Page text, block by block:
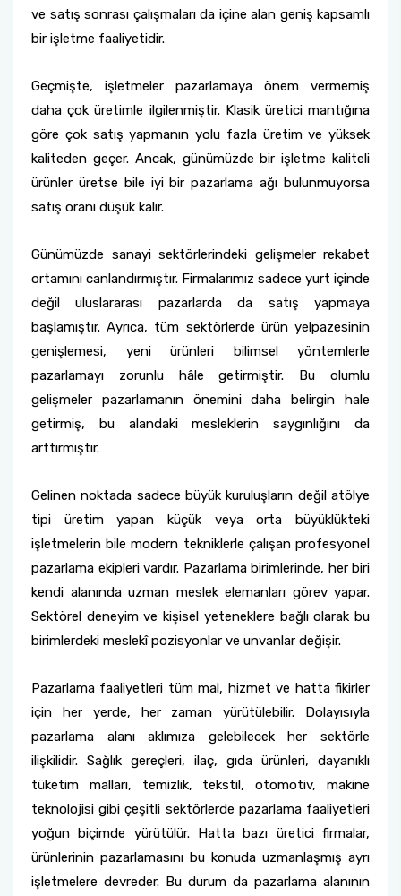
ve satış sonrası çalışmaları da içine alan geniş kapsamlı
bir işletme faaliyetidir.
Geçmişte, işletmeler pazarlamaya önem vermemiş
daha çok üretimle ilgilenmiştir. Klasik üretici mantığına
göre çok satış yapmanın yolu fazla üretim ve yüksek
kaliteden geçer. Ancak, günümüzde bir işletme kaliteli
ürünler üretse bile iyi bir pazarlama ağı bulunmuyorsa
satış oranı düşük kalır.
Günümüzde sanayi sektörlerindeki gelişmeler rekabet
ortamını canlandırmıştır. Firmalarımız sadece yurt içinde
değil uluslararası pazarlarda da satış yapmaya
başlamıştır. Ayrıca, tüm sektörlerde ürün yelpazesinin
genişlemesi, yeni ürünleri bilimsel yöntemlerle
pazarlamayı zorunlu hâle getirmiştir. Bu olumlu
gelişmeler pazarlamanın önemini daha belirgin hale
getirmiş, bu alandaki mesleklerin saygınlığını da
arttırmıştır.
Gelinen noktada sadece büyük kuruluşların değil atölye
tipi üretim yapan küçük veya orta büyüklükteki
işletmelerin bile modern tekniklerle çalışan profesyonel
pazarlama ekipleri vardır. Pazarlama birimlerinde, her biri
kendi alanında uzman meslek elemanları görev yapar.
Sektörel deneyim ve kişisel yeteneklere bağlı olarak bu
birimlerdeki meslekî pozisyonlar ve unvanlar değişir.
Pazarlama faaliyetleri tüm mal, hizmet ve hatta fikirler
için her yerde, her zaman yürütülebilir. Dolayısıyla
pazarlama alanı aklımıza gelebilecek her sektörle
ilişkilidir. Sağlık gereçleri, ilaç, gıda ürünleri, dayanıklı
tüketim malları, temizlik, tekstil, otomotiv, makine
teknolojisi gibi çeşitli sektörlerde pazarlama faaliyetleri
yoğun biçimde yürütülür. Hatta bazı üretici firmalar,
ürünlerinin pazarlamasını bu konuda uzmanlaşmış ayrı
işletmelere devreder. Bu durum da pazarlama alanının
Ulaştırma Hizmetleri Bölümü
Yönetim ve Organizasyon Bölümü